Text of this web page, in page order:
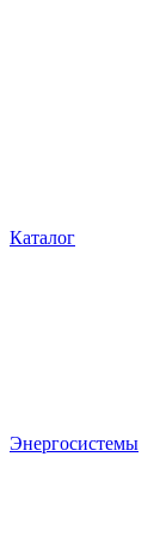
Каталог
Энергосистемы